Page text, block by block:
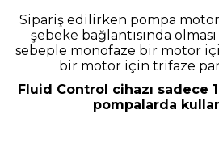
Sipariş edilirken pompa
şebeke bağlantısında
sebeple monofaze bir motor
bir motor için trifaze
Fluid Control cihazı sadece
pompalarda